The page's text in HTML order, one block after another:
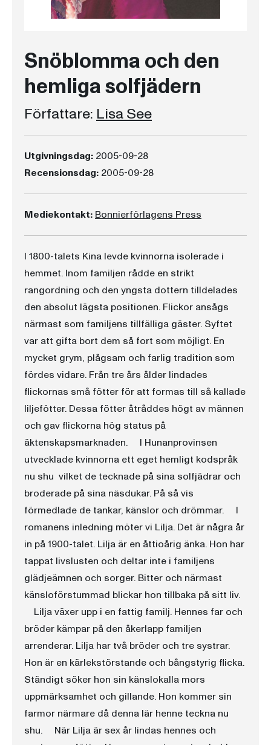
Snöblomma och den
hemliga solfjädern
Författare: Lisa See
Utgivningsdag: 2005-09-28
Recensionsdag: 2005-09-28
Mediekontakt: Bonnierförlagens Press
I 1800-talets Kina levde kvinnorna isolerade i
hemmet. Inom familjen rådde en strikt
rangordning och den yngsta dottern tilldelades
den absolut lägsta positionen. Flickor ansågs
närmast som familjens tillfälliga gäster. Syftet
var att gifta bort dem så fort som möjligt. En
mycket grym, plågsam och farlig tradition som
fördes vidare. Från tre års ålder lindades
flickornas små fötter för att formas till så kallade
liljefötter. Dessa fötter åtråddes högt av männen
och gav flickorna hög status på
äktenskapsmarknaden. I Hunanprovinsen
utvecklade kvinnorna ett eget hemligt kodspråk 
nu shu  vilket de tecknade på sina solfjädrar och
broderade på sina näsdukar. På så vis
förmedlade de tankar, känslor och drömmar. I
romanens inledning möter vi Lilja. Det är några år
in på 1900-talet. Lilja är en åttioårig änka. Hon har
tappat livslusten och deltar inte i familjens
glädjeämnen och sorger. Bitter och närmast
känsloförstummad blickar hon tillbaka på sitt liv.
Lilja växer upp i en fattig familj. Hennes far och
bröder kämpar på den åkerlapp familjen
arrenderar. Lilja har två bröder och tre systrar.
Hon är en kärlekstörstande och bångstyrig flicka.
Ständigt söker hon sin känslokalla mors
uppmärksamhet och gillande. Hon kommer sin
farmor närmare då denna lär henne teckna nu
shu. När Lilja är sex år lindas hennes och